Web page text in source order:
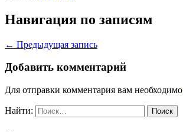
Навигация по записям
← Предыдущая запись
Добавить комментарий
Для отправки комментария вам необходимо
Найти: